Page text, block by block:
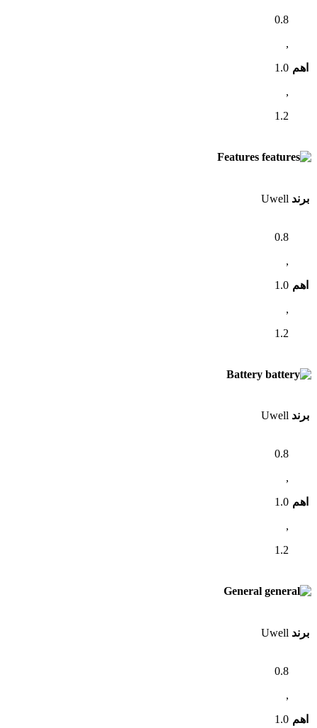
اهم
0.8
,
1.0
,
1.2
Features
برند Uwell
اهم
0.8
,
1.0
,
1.2
Battery
برند Uwell
اهم
0.8
,
1.0
,
1.2
General
برند Uwell
اهم
0.8
,
1.0